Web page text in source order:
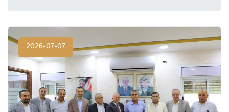
2026-07-07